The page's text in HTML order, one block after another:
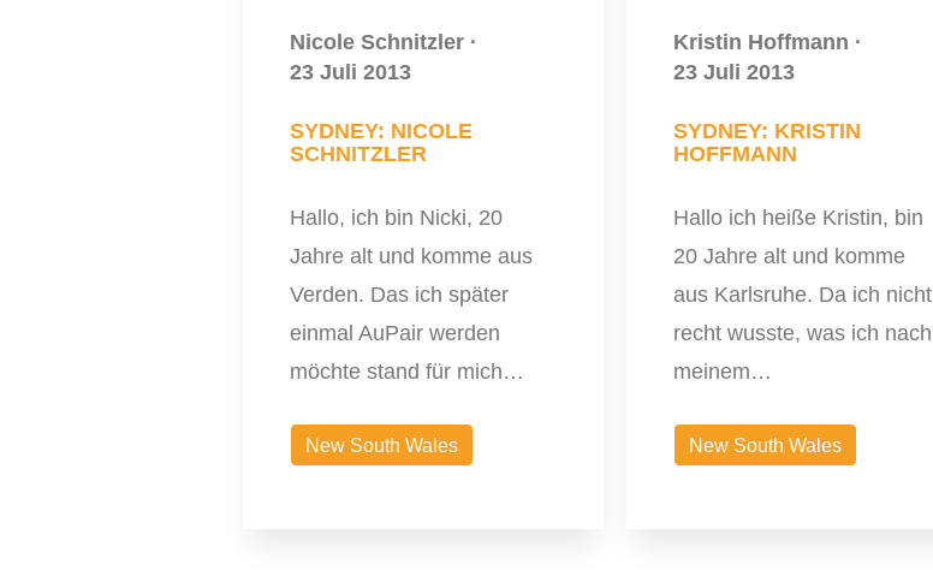
Nicole Schnitzler ·
23 Juli 2013
SYDNEY: NICOLE
SCHNITZLER
Hallo, ich bin Nicki, 20
Jahre alt und komme aus
Verden. Das ich später
einmal AuPair werden
möchte stand für mich…
New South Wales
Kristin Hoffmann ·
23 Juli 2013
SYDNEY: KRISTIN
HOFFMANN
Hallo ich heiße Kristin, bin
20 Jahre alt und komme
aus Karlsruhe. Da ich nicht
recht wusste, was ich nach
meinem…
New South Wales